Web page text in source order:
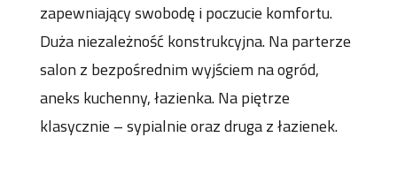
zapewniający swobodę i poczucie komfortu.
Duża niezależność konstrukcyjna. Na parterze
salon z bezpośrednim wyjściem na ogród,
aneks kuchenny, łazienka. Na piętrze
klasycznie – sypialnie oraz druga z łazienek.